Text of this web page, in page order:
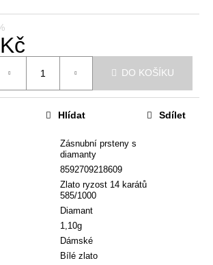
DO KOŠÍKU
Zásnubní prsteny s
diamanty
8592709218609
Zlato ryzost 14 karátů
585/1000
Diamant
1,10g
Dámské
Bílé zlato
Hlídat Sdílet